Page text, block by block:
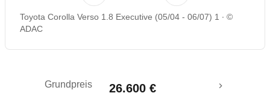
Rückrufe & Mängel
Toyota Corolla Verso 1.8 Executive (05/04 - 06/07) 1
©
ADAC
Grundpreis 26.600 €